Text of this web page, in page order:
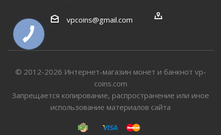
vpcoins@gmail.com
© 2012-2026 Интернет-магазин монет и банкнот vp-
coins.com
Запрещается копирование, распространение или иное
использование материалов сайта